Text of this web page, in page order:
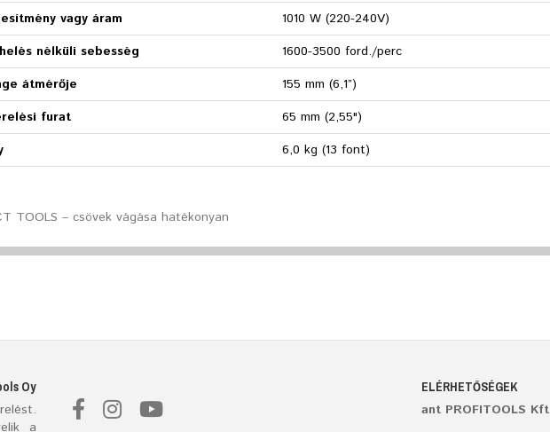
vagy áram
1010 W (220-240V)
nélküli sebesség
1600-3500 ford./perc
átmérője
155 mm (6,1”)
furat
65 mm (2,55")
6,0 kg (13 font)
TOOLS – csövek vágása hatékonyan
Oy
a
ELÉRHETŐSÉGEK
ant PROFITOOLS